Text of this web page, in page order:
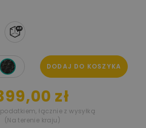
DODAJ DO KOSZYKA
zł
,łącznie z wysyłką
(Na terenie kraju)